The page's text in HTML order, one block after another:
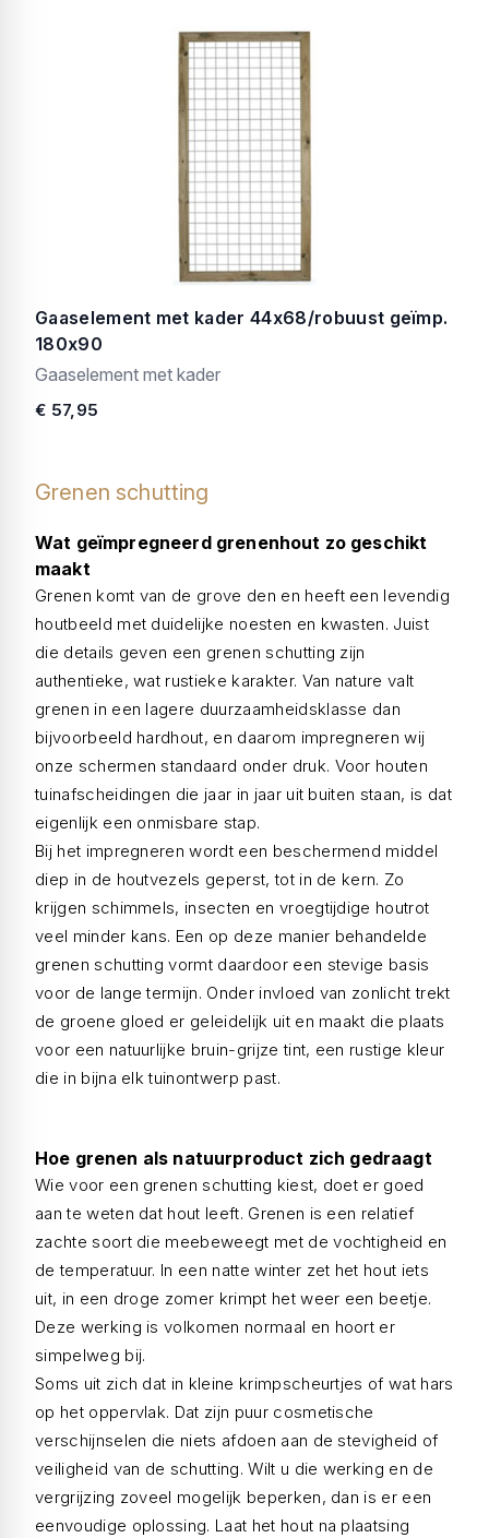
Gaaselement met kader 44x68/robuust geïmp.
180x90
Gaaselement met kader
€ 57,95
Grenen schutting
Wat geïmpregneerd grenenhout zo geschikt
maakt
Grenen komt van de grove den en heeft een levendig
houtbeeld met duidelijke noesten en kwasten. Juist
die details geven een grenen schutting zijn
authentieke, wat rustieke karakter. Van nature valt
grenen in een lagere duurzaamheidsklasse dan
bijvoorbeeld hardhout, en daarom impregneren wij
onze schermen standaard onder druk. Voor houten
tuinafscheidingen die jaar in jaar uit buiten staan, is dat
eigenlijk een onmisbare stap.
Bij het impregneren wordt een beschermend middel
diep in de houtvezels geperst, tot in de kern. Zo
krijgen schimmels, insecten en vroegtijdige houtrot
veel minder kans. Een op deze manier behandelde
grenen schutting vormt daardoor een stevige basis
voor de lange termijn. Onder invloed van zonlicht trekt
de groene gloed er geleidelijk uit en maakt die plaats
voor een natuurlijke bruin-grijze tint, een rustige kleur
die in bijna elk tuinontwerp past.
Hoe grenen als natuurproduct zich gedraagt
Wie voor een grenen schutting kiest, doet er goed
aan te weten dat hout leeft. Grenen is een relatief
zachte soort die meebeweegt met de vochtigheid en
de temperatuur. In een natte winter zet het hout iets
uit, in een droge zomer krimpt het weer een beetje.
Deze werking is volkomen normaal en hoort er
simpelweg bij.
Soms uit zich dat in kleine krimpscheurtjes of wat hars
op het oppervlak. Dat zijn puur cosmetische
verschijnselen die niets afdoen aan de stevigheid of
veiligheid van de schutting. Wilt u die werking en de
vergrijzing zoveel mogelijk beperken, dan is er een
eenvoudige oplossing. Laat het hout na plaatsing